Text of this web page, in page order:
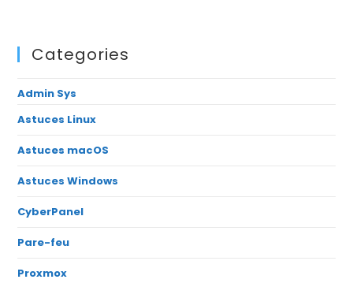
Categories
Admin Sys
Astuces Linux
Astuces macOS
Astuces Windows
CyberPanel
Pare-feu
Proxmox